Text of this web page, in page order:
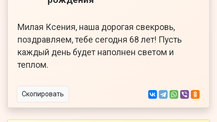
Милая Ксения, наша дорогая свекровь,
поздравляем, тебе сегодня 68 лет! Пусть
каждый день будет наполнен светом и
теплом.
Скопировать